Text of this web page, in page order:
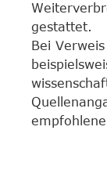
gestattet.
Bei